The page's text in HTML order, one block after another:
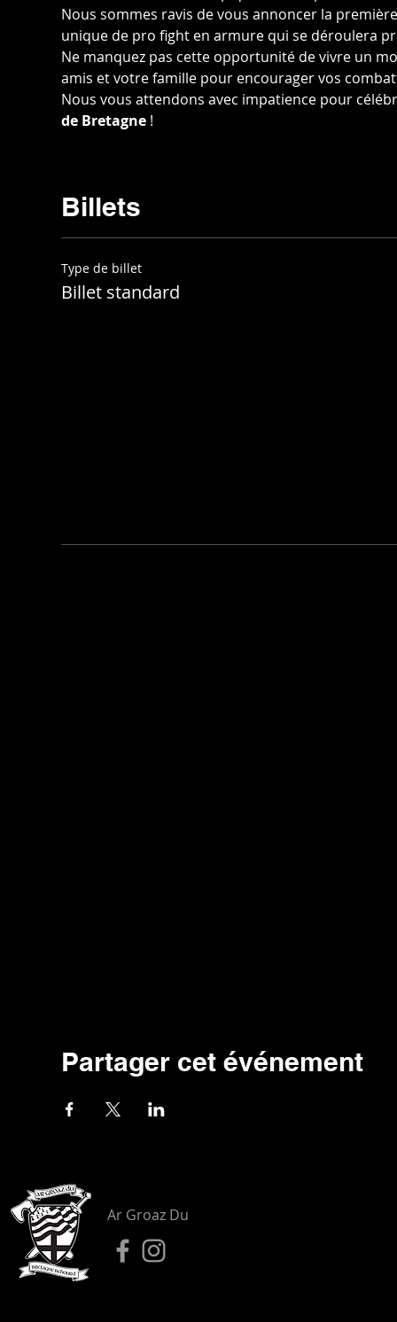
Nous sommes ravis de vous annoncer la
unique de pro fight en armure qui se déroulera
Ne manquez pas cette opportunité de vivre un
amis et votre famille pour encourager vos
Nous vous attendons avec impatience pour
de Bretagne !
Billets
Type de billet
Billet standard
Partager cet événement
Ar Groaz Du